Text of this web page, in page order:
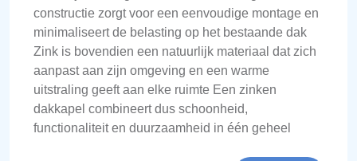
constructie zorgt voor een eenvoudige montage en
minimaliseert de belasting op het bestaande dak
Zink is bovendien een natuurlijk materiaal dat zich
aanpast aan zijn omgeving en een warme
uitstraling geeft aan elke ruimte Een zinken
dakkapel combineert dus schoonheid,
functionaliteit en duurzaamheid in één geheel